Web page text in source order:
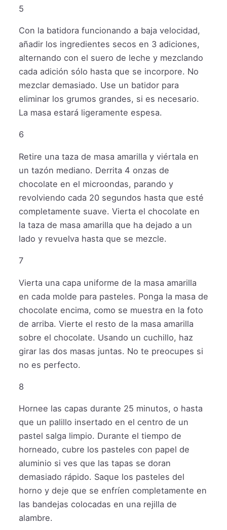
5
Con la batidora funcionando a baja velocidad,
añadir los ingredientes secos en 3 adiciones,
alternando con el suero de leche y mezclando
cada adición sólo hasta que se incorpore. No
mezclar demasiado. Use un batidor para
eliminar los grumos grandes, si es necesario.
La masa estará ligeramente espesa.
6
Retire una taza de masa amarilla y viértala en
un tazón mediano. Derrita 4 onzas de
chocolate en el microondas, parando y
revolviendo cada 20 segundos hasta que esté
completamente suave. Vierta el chocolate en
la taza de masa amarilla que ha dejado a un
lado y revuelva hasta que se mezcle.
7
Vierta una capa uniforme de la masa amarilla
en cada molde para pasteles. Ponga la masa de
chocolate encima, como se muestra en la foto
de arriba. Vierte el resto de la masa amarilla
sobre el chocolate. Usando un cuchillo, haz
girar las dos masas juntas. No te preocupes si
no es perfecto.
8
Hornee las capas durante 25 minutos, o hasta
que un palillo insertado en el centro de un
pastel salga limpio. Durante el tiempo de
horneado, cubre los pasteles con papel de
aluminio si ves que las tapas se doran
demasiado rápido. Saque los pasteles del
horno y deje que se enfríen completamente en
las bandejas colocadas en una rejilla de
alambre.